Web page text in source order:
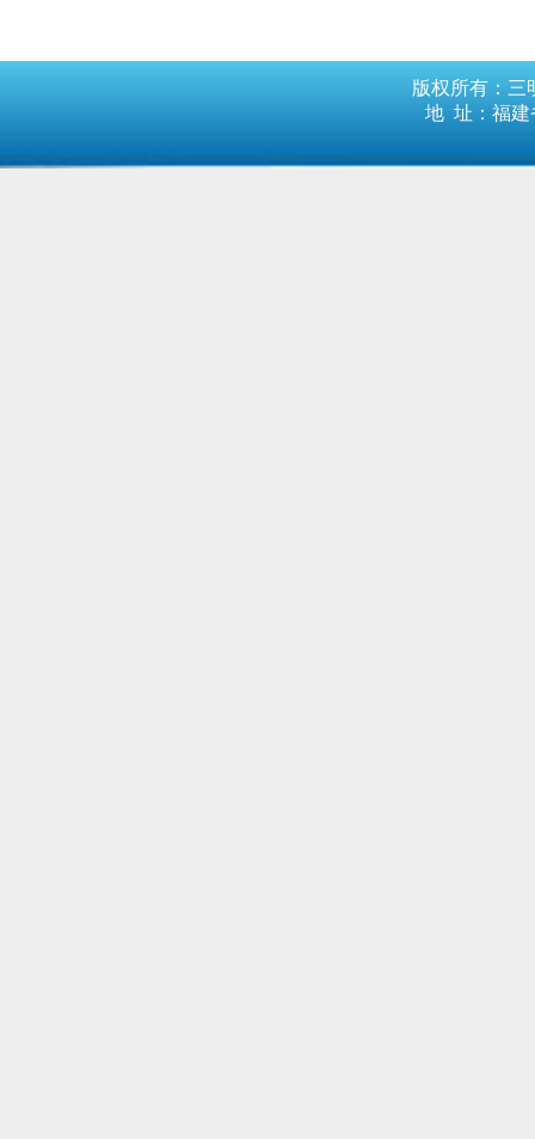
版权所有：三
地 址：福建